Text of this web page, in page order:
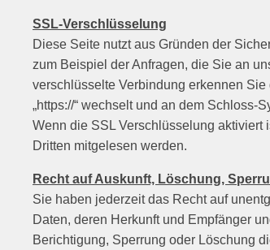
SSL-Verschlüsselung
Diese Seite nutzt aus Gründen der
zum Beispiel der Anfragen, die Sie an
verschlüsselte Verbindung erkennen Sie
„https://“ wechselt und an dem Schloss-
Wenn die SSL Verschlüsselung aktiviert
Dritten mitgelesen werden.
Recht auf Auskunft, Löschung,
Sie haben jederzeit das Recht auf
Daten, deren Herkunft und Empfänger
Berichtigung, Sperrung oder Löschung